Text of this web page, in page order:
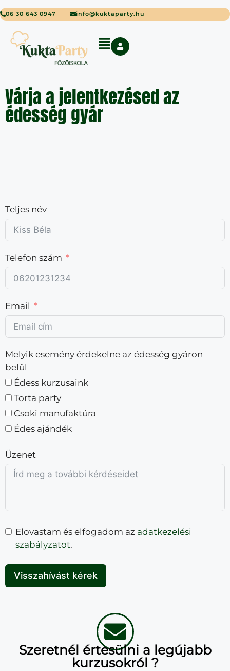
06 30 643 0947 info@kuktaparty.hu
Várja a jelentkezésed az
édesség gyár
Teljes név
Telefon szám
Email
Melyik esemény érdekelne az édesség gyáron
belül
Édess kurzusaink
Torta party
Csoki manufaktúra
Édes ajándék
Üzenet
Elovastam és elfogadom az adatkezelési
szabályzatot.
Visszahívást kérek
Szeretnél értesülni a legújabb
kurzusokról ?